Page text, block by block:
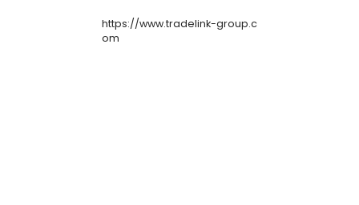
https://www.tradelink-group.c
om